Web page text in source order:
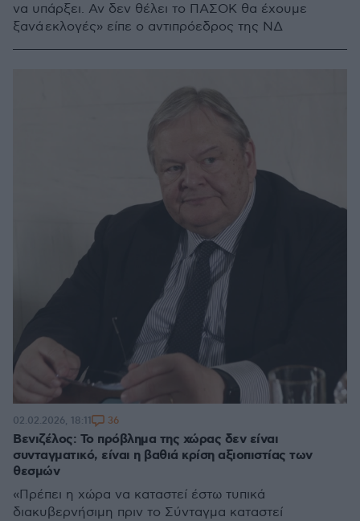
να υπάρξει. Αν δεν θέλει το ΠΑΣΟΚ θα έχουμε
ξανά εκλογές» είπε ο αντιπρόεδρος της ΝΔ
Βενιζέλος: Το πρόβλημα της χώρας δεν είναι
συνταγματικό, είναι η βαθιά κρίση αξιοπιστίας των
θεσμών
«Πρέπει η χώρα να καταστεί έστω τυπικά
διακυβερνήσιμη πριν το Σύνταγμα καταστεί
02.02.2026, 18:11 36